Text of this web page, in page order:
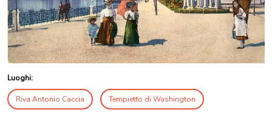
Luoghi:
Riva Antonio Caccia Tempietto di Washington